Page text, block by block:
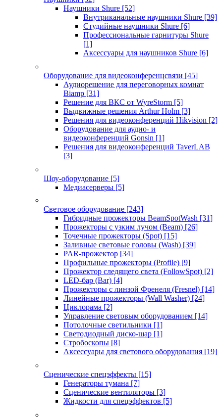
Наушники Shure [52]
Внутриканальные наушники Shure [39]
Студийные наушники Shure [6]
Профессиональные гарнитуры Shure
[1]
Аксессуары для наушников Shure [6]
Оборудование для видеоконференцсвязи [45]
Аудиорешение для переговорных комнат
Biamp [31]
Решение для ВКС от WyreStorm [5]
Выдвижные решения Arthur Holm [3]
Решения для видеоконференций Hikvision [2]
Оборудование для аудио- и
видеоконференций Gonsin [1]
Решения для видеоконференций TaverLAB
[3]
Шоу-оборудование [5]
Медиасерверы [5]
Световое оборудование [243]
Гибридные прожекторы BeamSpotWash [31]
Прожекторы с узким лучом (Beam) [26]
Точечные прожекторы (Spot) [15]
Заливные световые головы (Wash) [39]
PAR-прожектор [34]
Профильные прожекторы (Profile) [9]
Прожектор следящего света (FollowSpot) [2]
LED-бар (Bar) [4]
Прожекторы с линзой Френеля (Fresnel) [14]
Линейные прожекторы (Wall Washer) [24]
Циклорама [2]
Управление световым оборудованием [14]
Потолочные светильники [1]
Светодиодный диско-шар [1]
Стробоскопы [8]
Аксессуары для светового оборудования [19]
Сценические спецэффекты [15]
Генераторы тумана [7]
Сценические вентиляторы [3]
Жидкости для спецэффектов [5]